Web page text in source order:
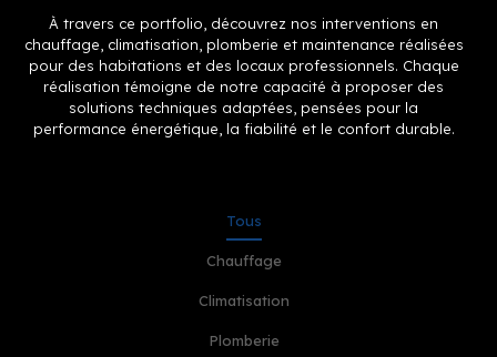
À travers ce portfolio, découvrez nos interventions en
chauffage, climatisation, plomberie et maintenance réalisées
pour des habitations et des locaux professionnels. Chaque
réalisation témoigne de notre capacité à proposer des
solutions techniques adaptées, pensées pour la
performance énergétique, la fiabilité et le confort durable.
Tous
Chauffage
Climatisation
Plomberie